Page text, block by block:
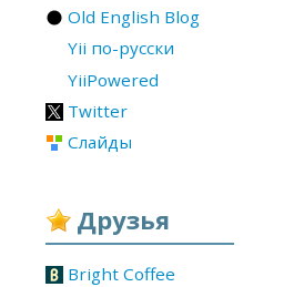
Old English Blog
Yii по-русски
YiiPowered
Twitter
Слайды
Друзья
Bright Coffee